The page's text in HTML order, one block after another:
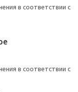
в соответствии с
в соответствии с